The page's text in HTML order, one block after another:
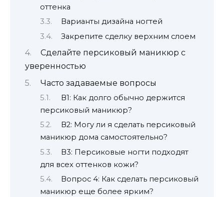
оттенка
Варианты дизайна ногтей
Закрепите сделку верхним слоем
Сделайте персиковый маникюр с
уверенностью
Часто задаваемые вопросы
В1: Как долго обычно держится
персиковый маникюр?
В2: Могу ли я сделать персиковый
маникюр дома самостоятельно?
В3: Персиковые ногти подходят
для всех оттенков кожи?
Вопрос 4: Как сделать персиковый
маникюр еще более ярким?